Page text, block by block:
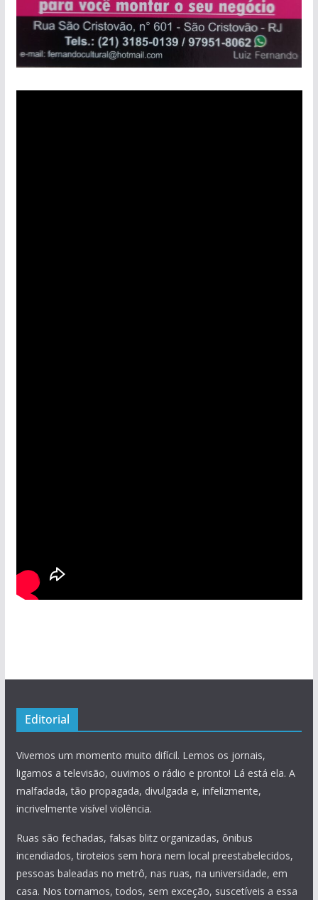
Editorial
Vivemos um momento muito difícil. Lemos os jornais,
ligamos a televisão, ouvimos o rádio e pronto! Lá está ela. A
malfadada, tão propagada, divulgada e, infelizmente,
incrivelmente visível violência.
Ruas são fechadas, falsas blitz organizadas, ônibus
incendiados, tiroteios sem hora nem local preestabelecidos,
pessoas baleadas no metrô, nas ruas, na universidade, em
casa. Nos tornamos, todos, sem exceção, suscetíveis a essa